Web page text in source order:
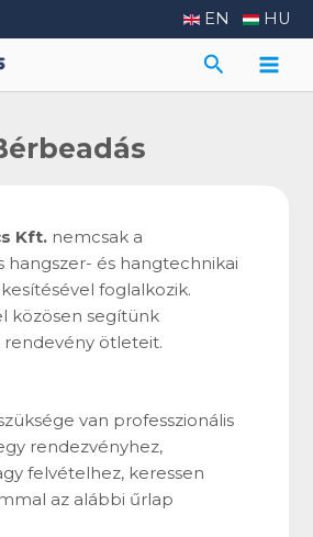
EN HU
Search
Kft. nemcsak a
hangszer- és hangtechnikai
foglalkozik.
közösen segítünk
rendevény ötleteit.
van professzionális
rendezvényhez,
felvételhez, keressen
az alábbi űrlap